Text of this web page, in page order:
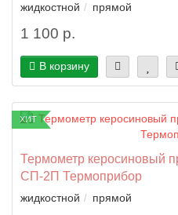
жидкостной прямой
1 100 р.
В корзину
ХИТ
Термометр керосиновый
СП-2П Термоприбор
жидкостной прямой